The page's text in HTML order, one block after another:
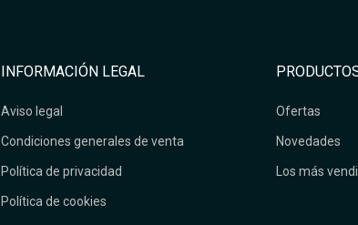
INFORMACIÓN LEGAL
Aviso legal
Condiciones generales de venta
Política de privacidad
Política de cookies
Ofertas
Novedades
Los más